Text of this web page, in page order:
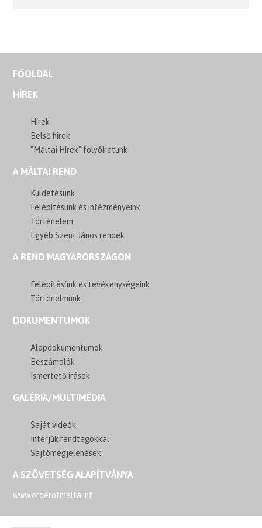
FŐOLDAL
HÍREK
Hírek
Belső hírek
"Máltai Hírek" folyóíratunk
A MÁLTAI REND
Küldetésünk
Felépítésünk és intézményeink
Történelem
Egyéb Szent János rendek
A REND MAGYARORSZÁGON
Felépítésünk és tevékenységeink
Történelmünk
DOKUMENTUMOK
Alapdokumentumok
Beszámolók
Ismertető írások
GALÉRIA/MULTIMÉDIA
Saját videók
Interjúk rendtagokkal
Sajtómegjelenések
A SZÖVETSÉG ALAPÍTVÁNYA
www.orderofmalta.int